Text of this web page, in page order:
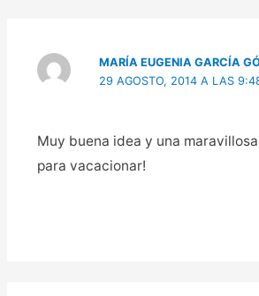
MARÍA EUGENIA GARCÍA
29 AGOSTO, 2014 A LAS
Muy buena idea y una
para vacacionar!